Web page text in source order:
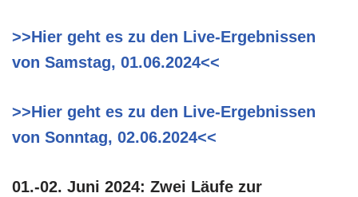
>>Hier geht es zu den Live-Ergebnissen
von Samstag, 01.06.2024<<
>>Hier geht es zu den Live-Ergebnissen
von Sonntag, 02.06.2024<<
01.-02. Juni 2024: Zwei Läufe zur